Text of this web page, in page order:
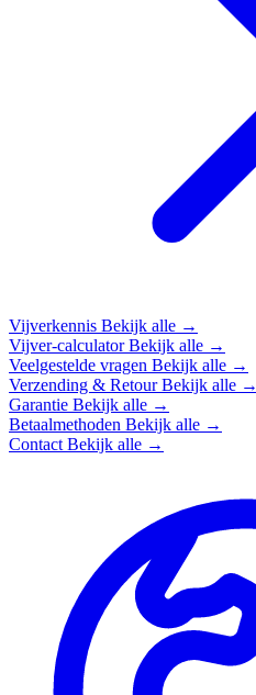
Vijverkennis Bekijk alle →
Vijver-calculatorBekijk alle →
Veelgestelde vragen Bekijk alle →
Verzending & RetourBekijk alle →
Garantie Bekijk alle →
Betaalmethoden Bekijk alle →
Contact Bekijk alle →